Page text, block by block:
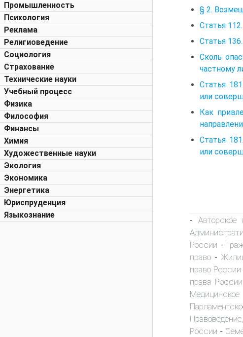
Промышленность
Психология
Реклама
Религиоведение
Социология
Страхование
Технические науки
Учебный процесс
Физика
Философия
Финансы
Химия
Художественные науки
Экология
Экономика
Энергетика
Юриспруденция
Языкознание
§ 2.
Статья
Статья
Сколь
частному
Статья
или
Как
Статья
или
-Авторское
России -
право -
право России
права России
России -